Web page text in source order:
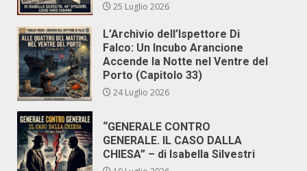
25 Luglio 2026
L’Archivio dell’Ispettore Di
Falco: Un Incubo Arancione
Accende la Notte nel Ventre del
Porto (Capitolo 33)
24 Luglio 2026
“GENERALE CONTRO
GENERALE. IL CASO DALLA
CHIESA” – di Isabella Silvestri